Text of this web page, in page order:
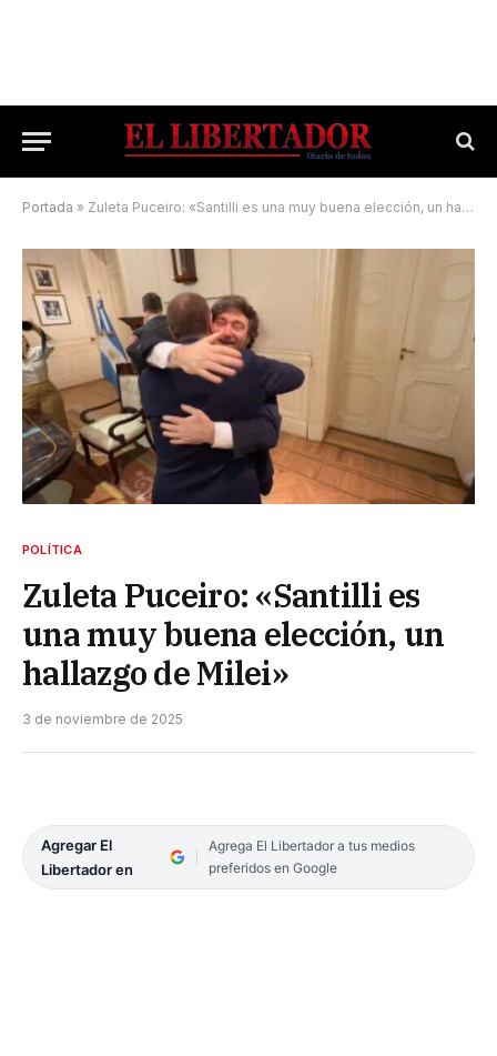
Portada » Zuleta Puceiro: «Santilli es una muy buena elección, un hallazgo de Milei»
POLÍTICA
Zuleta Puceiro: «Santilli es
una muy buena elección, un
hallazgo de Milei»
3 de noviembre de 2025
Agregar El
Libertador en
Agrega El Libertador a tus medios
preferidos en Google